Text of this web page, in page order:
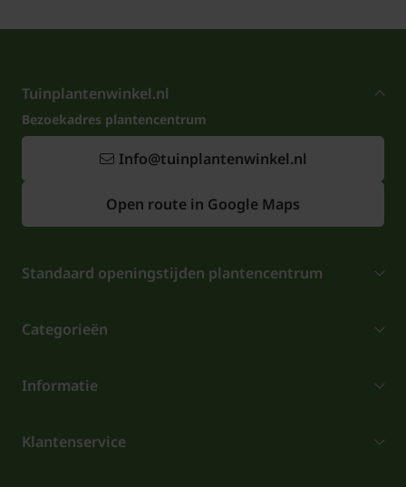
Tuinplantenwinkel.nl
Bezoekadres plantencentrum
Info@tuinplantenwinkel.nl
Open route in Google Maps
Standaard openingstijden plantencentrum
Categorieën
Informatie
Klantenservice